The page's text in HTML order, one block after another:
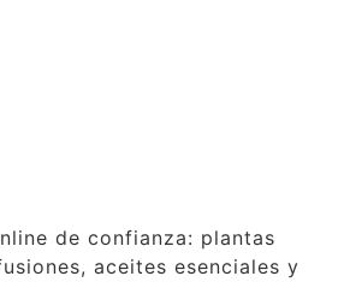
de confianza: plantas
aceites esenciales y